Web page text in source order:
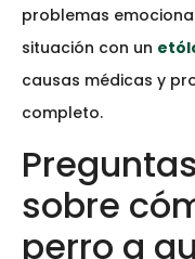
problemas
situación con un
causas médicas y
completo.
sobre
perro a